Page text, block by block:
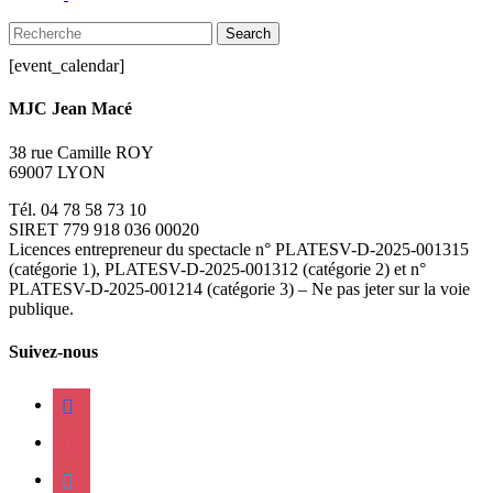
Search
Search
[event_calendar]
MJC Jean Macé
38 rue Camille ROY
69007 LYON
Tél. 04 78 58 73 10
SIRET 779 918 036 00020
Licences entrepreneur du spectacle n° PLATESV-D-2025-001315
(catégorie 1), PLATESV-D-2025-001312 (catégorie 2) et n°
PLATESV-D-2025-001214 (catégorie 3) – Ne pas jeter sur la voie
publique.
Suivez-nous
facebook